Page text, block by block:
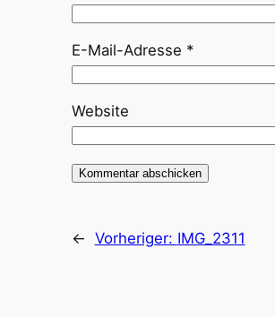
E-Mail-Adresse *
Website
← Vorheriger: IMG_2311